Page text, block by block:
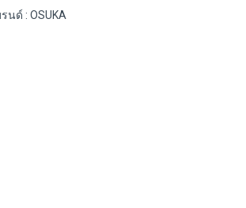
นด์ : OSUKA